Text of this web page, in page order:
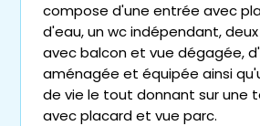
compose d'une entrée avec
d'eau, un wc indépendant,
avec balcon et vue dégagée,
aménagée et équipée ainsi
de vie le tout donnant sur une
avec placard et vue parc.